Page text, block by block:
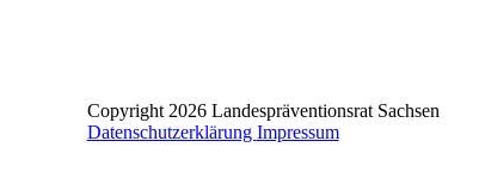
Copyright 2026 Landespräventionsrat Sachsen
Datenschutzerklärung Impressum